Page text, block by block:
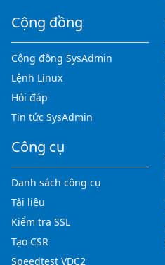
Cộng đồng
Cộng đồng SysAdmin
Lệnh Linux
Hỏi đáp
Tin tức SysAdmin
Công cụ
Danh sách công cụ
Tài liệu
Kiểm tra SSL
Tạo CSR
Speedtest VDC2